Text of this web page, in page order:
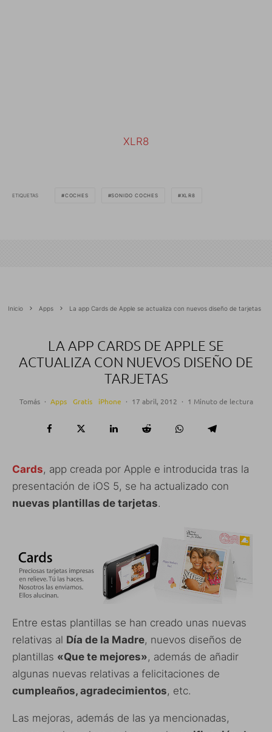
XLR8
ETIQUETAS COCHES SONIDO COCHES XLR8
Inicio Apps La app Cards de Apple se actualiza con nuevos diseño de tarjetas
LA APP CARDS DE APPLE SE
ACTUALIZA CON NUEVOS DISEÑO DE
TARJETAS
Tomás · Apps Gratis iPhone · 17 abril, 2012 · 1 Minuto de lectura
Cards, app creada por Apple e introducida tras la
presentación de iOS 5, se ha actualizado con
nuevas plantillas de tarjetas.
Entre estas plantillas se han creado unas nuevas
relativas al Día de la Madre, nuevos diseños de
plantillas «Que te mejores», además de añadir
algunas nuevas relativas a felicitaciones de
cumpleaños, agradecimientos, etc.
Las mejoras, además de las ya mencionadas,